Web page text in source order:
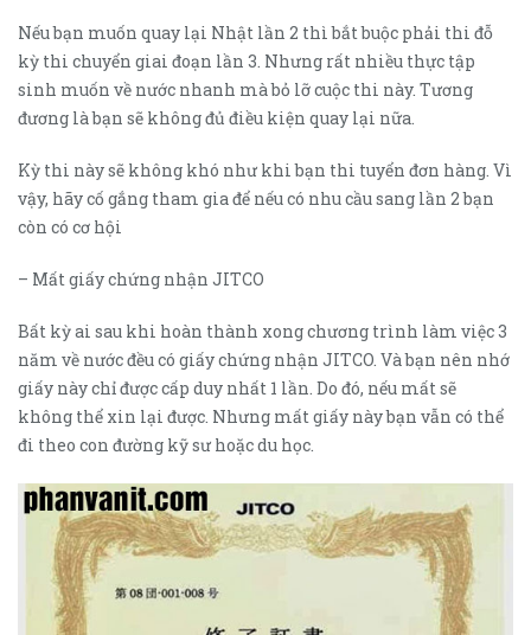
Nếu bạn muốn quay lại Nhật lần 2 thì bắt buộc phải thi đỗ
kỳ thi chuyển giai đoạn lần 3. Nhưng rất nhiều thực tập
sinh muốn về nước nhanh mà bỏ lỡ cuộc thi này. Tương
đương là bạn sẽ không đủ điều kiện quay lại nữa.
Kỳ thi này sẽ không khó như khi bạn thi tuyển đơn hàng. Vì
vậy, hãy cố gắng tham gia để nếu có nhu cầu sang lần 2 bạn
còn có cơ hội
– Mất giấy chứng nhận JITCO
Bất kỳ ai sau khi hoàn thành xong chương trình làm việc 3
năm về nước đều có giấy chứng nhận JITCO. Và bạn nên nhớ
giấy này chỉ được cấp duy nhất 1 lần. Do đó, nếu mất sẽ
không thể xin lại được. Nhưng mất giấy này bạn vẫn có thể
đi theo con đường kỹ sư hoặc du học.